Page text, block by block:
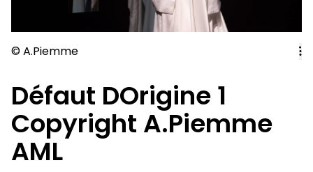
A
© A.Piemme
Défaut DOrigine 1
Copyright A.Piemme
AML